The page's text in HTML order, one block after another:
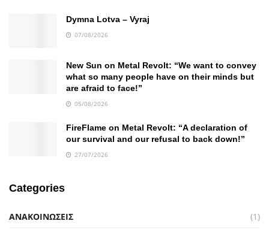
Dymna Lotva – Vyraj
07/08/2026
New Sun on Metal Revolt: “We want to convey
what so many people have on their minds but
are afraid to face!”
05/08/2026
FireFlame on Metal Revolt: “A declaration of
our survival and our refusal to back down!”
27/07/2026
Categories
ΑΝΑΚΟΙΝΩΣΕΙΣ (1)